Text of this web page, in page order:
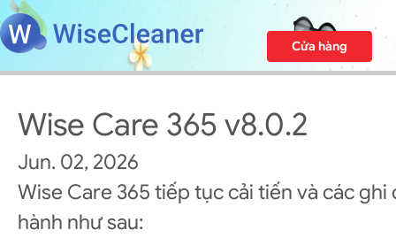
Cửa hàng
Wise Care 365 v8.0.2
Jun. 02, 2026
Wise Care 365 tiếp tục cải tiến và các ghi
hành như sau: